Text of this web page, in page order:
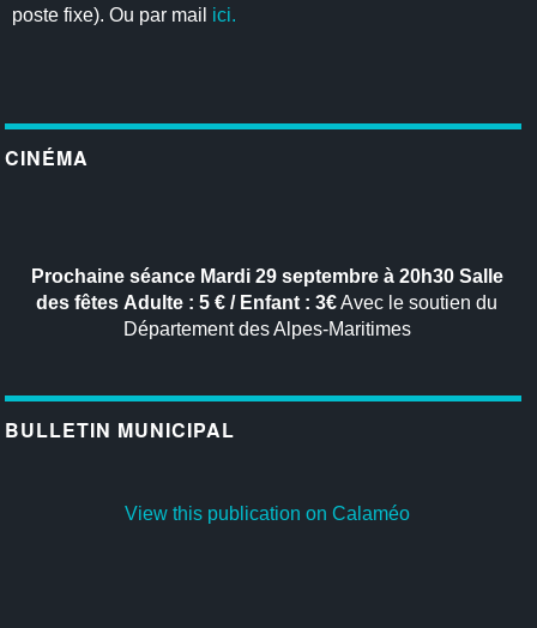
poste fixe). Ou par mail ici.
CINÉMA
Prochaine séanceMardi 29 septembre à 20h30 Salle
des fêtes Adulte : 5 € / Enfant : 3€Avec le soutien du
Département des Alpes-Maritimes
BULLETIN MUNICIPAL
View this publication on Calaméo